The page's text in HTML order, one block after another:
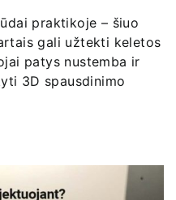
praktikoje – šiuo
gali užtekti keletos
patys nustemba ir
3D spausdinimo